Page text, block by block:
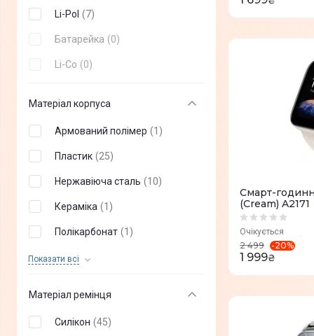
Li-Pol (7)
Батарейка (0)
Li-Co (0)
Матеріал корпуса
Армований полімер (1 )
Пластик (25)
Нержавіюча сталь (10)
Кераміка (1 )
Полікарбонат (1 )
Показати всi
Титан (6
Матеріал ремінця
Силікон (45)
Смарт-
(Cream) A2171
Очікується
2 499 -20%
1 999₴